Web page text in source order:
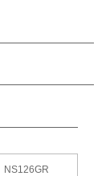
NS126GR